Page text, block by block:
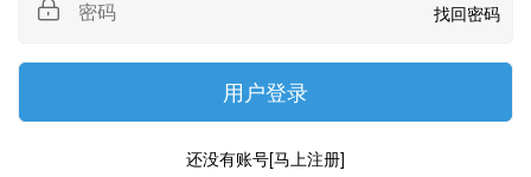
找回密码
还没有账号[马上注册]